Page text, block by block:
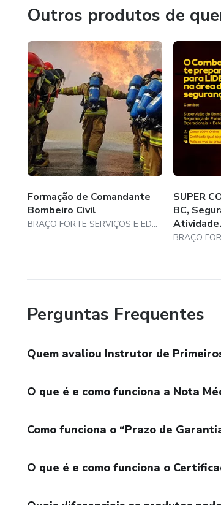
Outros produtos de
Formação de Comandante
Bombeiro Civil
BRAÇO FORTE SERVIÇOS E EDUCAÇÃO PROFISSIONAL E GERENCIAL LTDA
SUPER
BC,
Perguntas Frequentes
Quem avaliou Instrutor de
O que é e como funciona a Nota
Como funciona o “Prazo de
O que é e como funciona o